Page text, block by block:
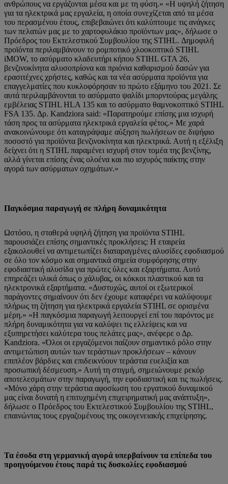
ανθρώπους να εργάζονται μέσα και με τη φύση.» «Η υψηλή ζήτηση
για τα ηλεκτρικά μας εργαλεία, η οποία συνεχίζεται από τα μέσα
του περασμένου έτους, επιβεβαιώνει ότι καλύπτουμε τις ανάγκες
των πελατών μας με το χαρτοφυλάκιο προϊόντων μας», δήλωσε ο
Πρόεδρος του Εκτελεστικού Συμβουλίου της STIHL. Δημοφιλή
προϊόντα περιλαμβάνουν το ρομποτικό χλοοκοπτικό STIHL
iMOW, το ασύρματο κλαδευτήρι κήπου STIHL GTA 26,
βενζινοκίνητα αλυσοπρίονα και πριόνια καθαρισμού δασών για
ερασιτέχνες χρήστες, καθώς και τα νέα ασύρματα προϊόντα για
επαγγελματίες που κυκλοφόρησαν το πρώτο εξάμηνο του 2021. Σε
αυτά περιλαμβάνονται το ασύρματο ψαλίδι μπορντούρας μεγάλης
εμβέλειας STIHL HLA 135 και το ασύρματο θαμνοκοπτικό STIHL
FSA 135. Δρ. Kandziora said: «Παρατηρούμε επίσης μια ισχυρή
τάση προς τα ασύρματα ηλεκτρικά εργαλεία φέτος.» Με χαρά
ανακοινώνουμε ότι καταγράψαμε αύξηση πωλήσεων σε διψήφιο
ποσοστό για προϊόντα βενζινοκίνητα και ηλεκτρικά. Αυτή η εξέλιξη
δείχνει ότι η STIHL παραμένει ισχυρή στον τομέα της βενζίνης,
αλλά γίνεται επίσης ένας ολοένα και πιο ισχυρός παίκτης στην
αγορά των ασύρματων οχημάτων.»
Παγκόσμια παραγωγή σε πλήρη δυναμικότητα
Ωστόσο, η σταθερά υψηλή ζήτηση για προϊόντα STIHL
παρουσιάζει επίσης σημαντικές προκλήσεις: Η εταιρεία
εξακολουθεί να αντιμετωπίζει διαταραγμένες αλυσίδες εφοδιασμού
σε όλο τον κόσμο και σημαντικά σημεία συμφόρησης στην
εφοδιαστική αλυσίδα για πρώτες ύλες και εξαρτήματα. Αυτό
επηρεάζει υλικά όπως ο χάλυβας, οι κόκκοι πλαστικού και τα
ηλεκτρονικά εξαρτήματα. «Δυστυχώς, αυτοί οι εξωτερικοί
παράγοντες σημαίνουν ότι δεν έχουμε καταφέρει να καλύψουμε
πλήρως τη ζήτηση για ηλεκτρικά εργαλεία STIHL σε ορισμένα
μέρη.» «Η παγκόσμια παραγωγή λειτουργεί επί του παρόντος με
πλήρη δυναμικότητα για να καλύψει τις ελλείψεις και να
εξυπηρετήσει καλύτερα τους πελάτες μας», ανέφερε ο Δρ.
Kandziora. «Όλοι οι εργαζόμενοι παίζουν σημαντικό ρόλο στην
αντιμετώπιση αυτών των τεράστιων προκλήσεων – κάνουν
επιπλέον βάρδιες και επιδεικνύουν τεράστια ευελιξία και
προσωπική δέσμευση.» Αυτή τη στιγμή, σημειώνουμε ρεκόρ
αποτελεσμάτων στην παραγωγή, την εφοδιαστική και τις πωλήσεις.
«Μόνο χάρη στην τεράστια αφοσίωση του εργατικού δυναμικού
μας είναι δυνατή η επιτυχημένη επιχειρηματική μας ανάπτυξη»,
δήλωσε ο Πρόεδρος του Εκτελεστικού Συμβουλίου της STIHL,
επαινώντας τους εργαζομένους της οικογενειακής επιχείρησης.
Τα έσοδα στη γερμανική αγορά υπερβαίνουν τα επίπεδα του
προηγούμενου έτους παρά τις δυσκολίες εφοδιασμού